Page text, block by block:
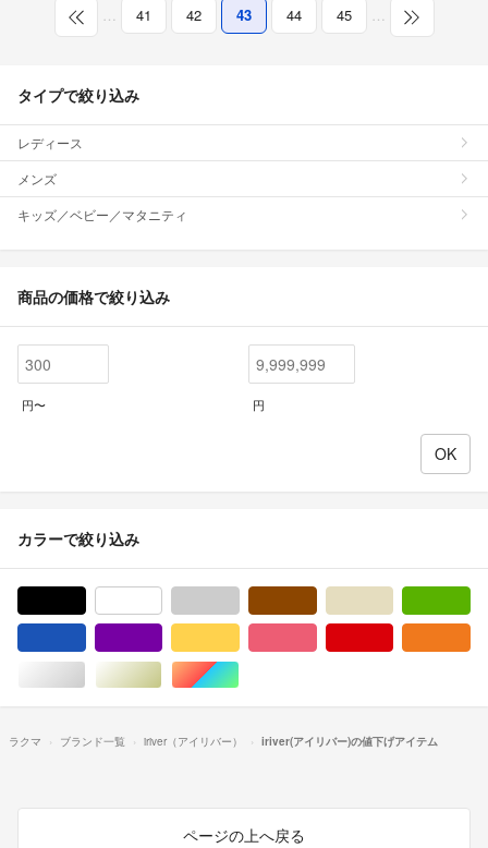
… 41 42 43 44 45 …
タイプで絞り込み
レディース
メンズ
キッズ／ベビー／マタニティ
商品の価格で絞り込み
円〜 円
カラーで絞り込み
シルバー/銀色系ゴールド/金色系マルチカラー
ラクマ ブランド一覧 iriver（アイリバー） iriver(アイリバー)の値下げアイテム
ページの上へ戻る